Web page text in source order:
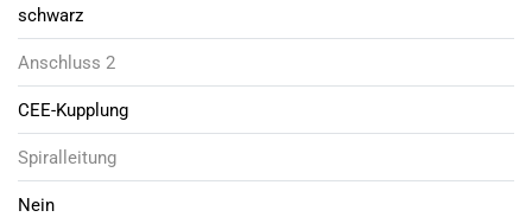
schwarz
Anschluss 2
CEE-Kupplung
Spiralleitung
Nein